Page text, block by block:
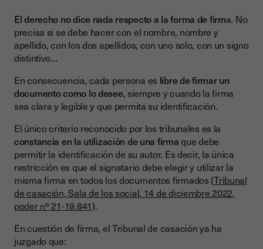
El derecho no dice nada respecto a la forma de firma. No
precisa si se debe hacer con el nombre, nombre y
apellido, con los dos apellidos, con uno solo, con un signo
distintivo…
En consecuencia, cada persona es libre de firmar un
documento como lo desee, siempre y cuando la firma
sea clara y legible y que permita su identificación.
El único criterio reconocido por los tribunales es la
constancia en la utilización de una firmaque debe
permitir la identificación de su autor. Es decir, la única
restricción es que el signatario debe elegir y utilizar la
misma firma en todos los documentos firmados (Tribunal
de casación, Sala de los social, 14 de diciembre 2022,
poder nº 21-19.841).
En cuestión de firma, el Tribunal de casación ya ha
juzgado que: